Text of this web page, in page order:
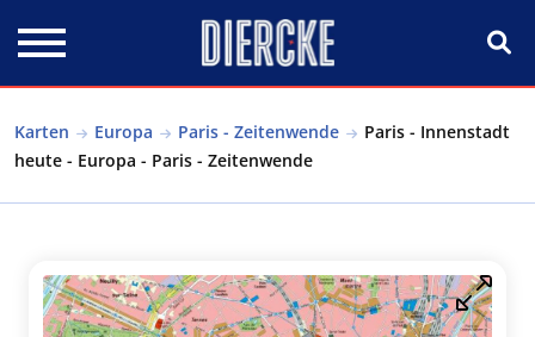
Karten Europa Paris - Zeitenwende
Paris - Innenstadt
heute - Europa - Paris - Zeitenwende